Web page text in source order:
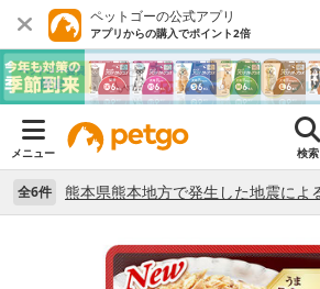
ペットゴーの公式アプリ
アプリからの購入でポイント2倍
メニュー 検索
全6件